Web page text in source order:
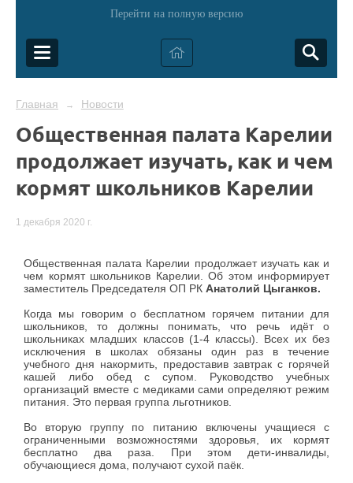
Перейти на полную версию
Главная → Новости
Общественная палата Карелии
продолжает изучать, как и чем
кормят школьников Карелии
1 декабря 2020 г.
Общественная палата Карелии продолжает изучать как и
чем кормят школьников Карелии. Об этом информирует
заместитель Председателя ОП РК Анатолий Цыганков.
Когда мы говорим о бесплатном горячем питании для
школьников, то должны понимать, что речь идёт о
школьниках младших классов (1-4 классы). Всех их без
исключения в школах обязаны один раз в течение
учебного дня накормить, предоставив завтрак с горячей
кашей либо обед с супом. Руководство учебных
организаций вместе с медиками сами определяют режим
питания. Это первая группа льготников.
Во вторую группу по питанию включены учащиеся с
ограниченными возможностями здоровья, их кормят
бесплатно два раза. При этом дети-инвалиды,
обучающиеся дома, получают сухой паёк.